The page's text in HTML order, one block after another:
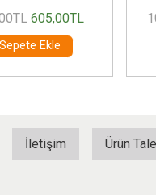
TL 605,00TL
Sepete Ekle
İletişim Ürün